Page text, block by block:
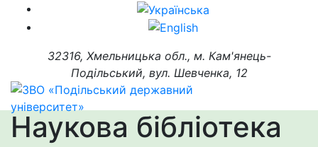
32316, Хмельницька обл., м. Кам'янець-
Подільський, вул. Шевченка, 12
Наукова бібліотека